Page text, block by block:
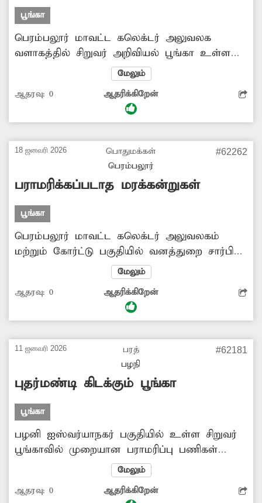
பூங்கா
பெரம்பலூர் மாவட்ட கலெக்டர் அலுவலக
வளாகத்தில் சிறுவர் அறிவியல் பூங்கா உள்ளது.
இந்த பூங்காவில் விடுமுறை நாட்களில்
பொதுமக்களின் கூட்டம் அதிகமாக காணப்படும்.
ஆனால் பூங்காவில் கழிவறை வசதி
இல்லாததால், இங்கு வரும் குழந்தைகள்,
மிகுந்த சிரமத்துக்கு ஆளாகின்றனர். எனவே
இந்த பூங்காவில் கழிவறை வசதி அமைத்து
கொடுக்க சம்பந்தப்பட்ட அதிகாரிகள்
நடவடிக்கை எடுக்க வேண்டும் என
கேட்டுக்கொள்கிறோம்.
மேலும்
ஆதரவு: 0 ஆதரிக்கிறேன்
18 ஜனவரி 2026
பொதுமக்கள்
பெரம்பலூர்
#62262
பராமரிக்கப்படாத மரக்கன்றுகள்
பூங்கா
பெரம்பலூர் மாவட்ட கலெக்டர் அலுவலகம்
மற்றும் கோர்ட்டு பகுதியில் வனத்துறை சார்பில்
மரக்கன்றுகள் நடப்பட்டு உள்ளது. இந்நிலையில்
இந்த மரக்கன்றுகள் போதிய பராமரிப்பு இன்றி
காணப்படுவதினால், தற்போது காய்ந்து
வருகிறது. இதனால் மரக்கன்றுகள் வைத்தும்
இதுகுறித்து சம்பந்தப்பட்ட அதிகாரிகள் விரைந்து
நடவடிக்கை எடுத்து மரக்கன்றுகளுக்கு போதிய
அளவு தண்ணீர் விட்டு அதனை பராமரிக்க
வேண்டும் என கேட்டுக்கொள்கிறோம்.
மேலும்
ஆதரவு: 0 ஆதரிக்கிறேன்
11 ஜனவரி 2026
பரத்
பழநி
#62181
புதர்மண்டி கிடக்கும் பூங்கா
பூங்கா
பழனி ஐஸ்வர்யாநகர் பகுதியில் உள்ள சிறுவர்
பூங்காவில் முறையான பராமரிப்பு பணிகள்
மேற்கொள்ளப்படுவதில்லை. இதனால்
பூங்காவில் செடி-கொடிகள் வளர்ந்து புதர்மண்டி
காட்சியளிக்கிறது. மேலும் பாம்பு உள்ளிட்ட விஷ
மேலும்
ஆதரவு: 0 ஆதரிக்கிறேன்